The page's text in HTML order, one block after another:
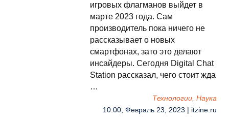
игровых флагманов выйдет в
марте 2023 года. Сам
производитель пока ничего не
рассказывает о новых
смартфонах, зато это делают
инсайдеры. Сегодня Digital Chat
Station рассказал, чего стоит жда
…
Технологии, Наука
10:00, Февраль 23, 2023 | itzine.ru